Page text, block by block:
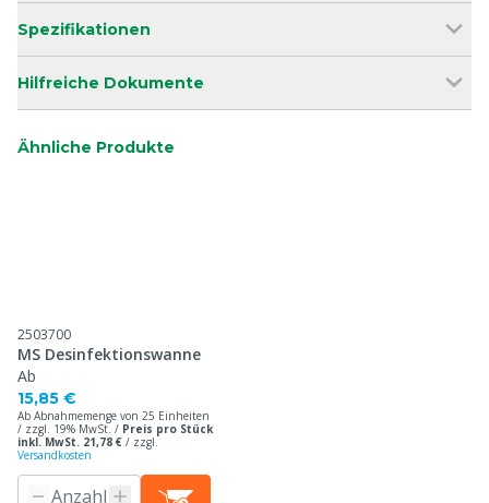
Spezifikationen
Hilfreiche Dokumente
Ähnliche Produkte
2503700
MS Desinfektionswanne
Ab
15,85 €
Ab Abnahmemenge von 25 Einheiten
/ zzgl. 19% MwSt. / Preis pro Stück
inkl. MwSt. 21,78 € / zzgl.
Versandkosten